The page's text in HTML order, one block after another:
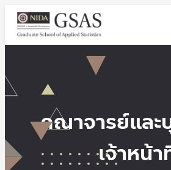
คณาจารย์และ
เจ้าหน้า